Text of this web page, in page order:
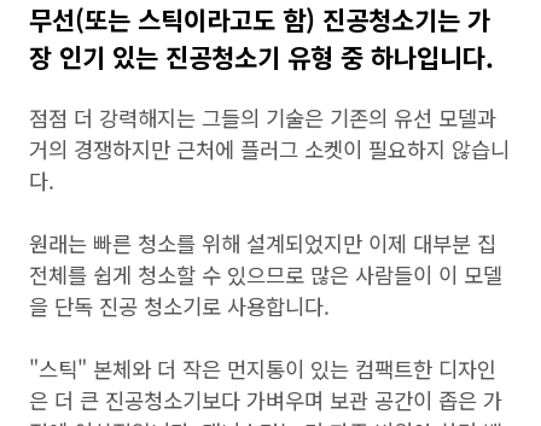
무선(또는 스틱이라고도 함) 진공청소기는 가
장 인기 있는 진공청소기 유형 중 하나입니다.
점점 더 강력해지는 그들의 기술은 기존의 유선 모델과
거의 경쟁하지만 근처에 플러그 소켓이 필요하지 않습니
다.
원래는 빠른 청소를 위해 설계되었지만 이제 대부분 집
전체를 쉽게 청소할 수 있으므로 많은 사람들이 이 모델
을 단독 진공 청소기로 사용합니다.
"스틱" 본체와 더 작은 먼지통이 있는 컴팩트한 디자인
은 더 큰 진공청소기보다 가벼우며 보관 공간이 좁은 가